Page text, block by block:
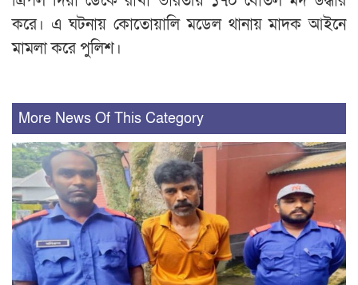
করে। এ ঘটনায় কোতোয়ালি মডেল থানায় মাদক আইনে
মামলা করে পুলিশ।
More News Of This Category